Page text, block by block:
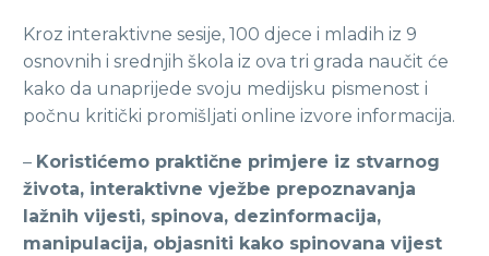
Kroz interaktivne sesije, 100 djece i mladih iz 9
osnovnih i srednjih škola iz ova tri grada naučit će
kako da unaprijede svoju medijsku pismenost i
počnu kritički promišljati online izvore informacija.
– Koristićemo praktične primjere iz stvarnog
života, interaktivne vježbe prepoznavanja
lažnih vijesti, spinova, dezinformacija,
manipulacija, objasniti kako spinovana vijest